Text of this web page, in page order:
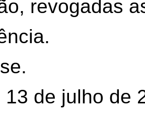
revogadas
13 de julho de